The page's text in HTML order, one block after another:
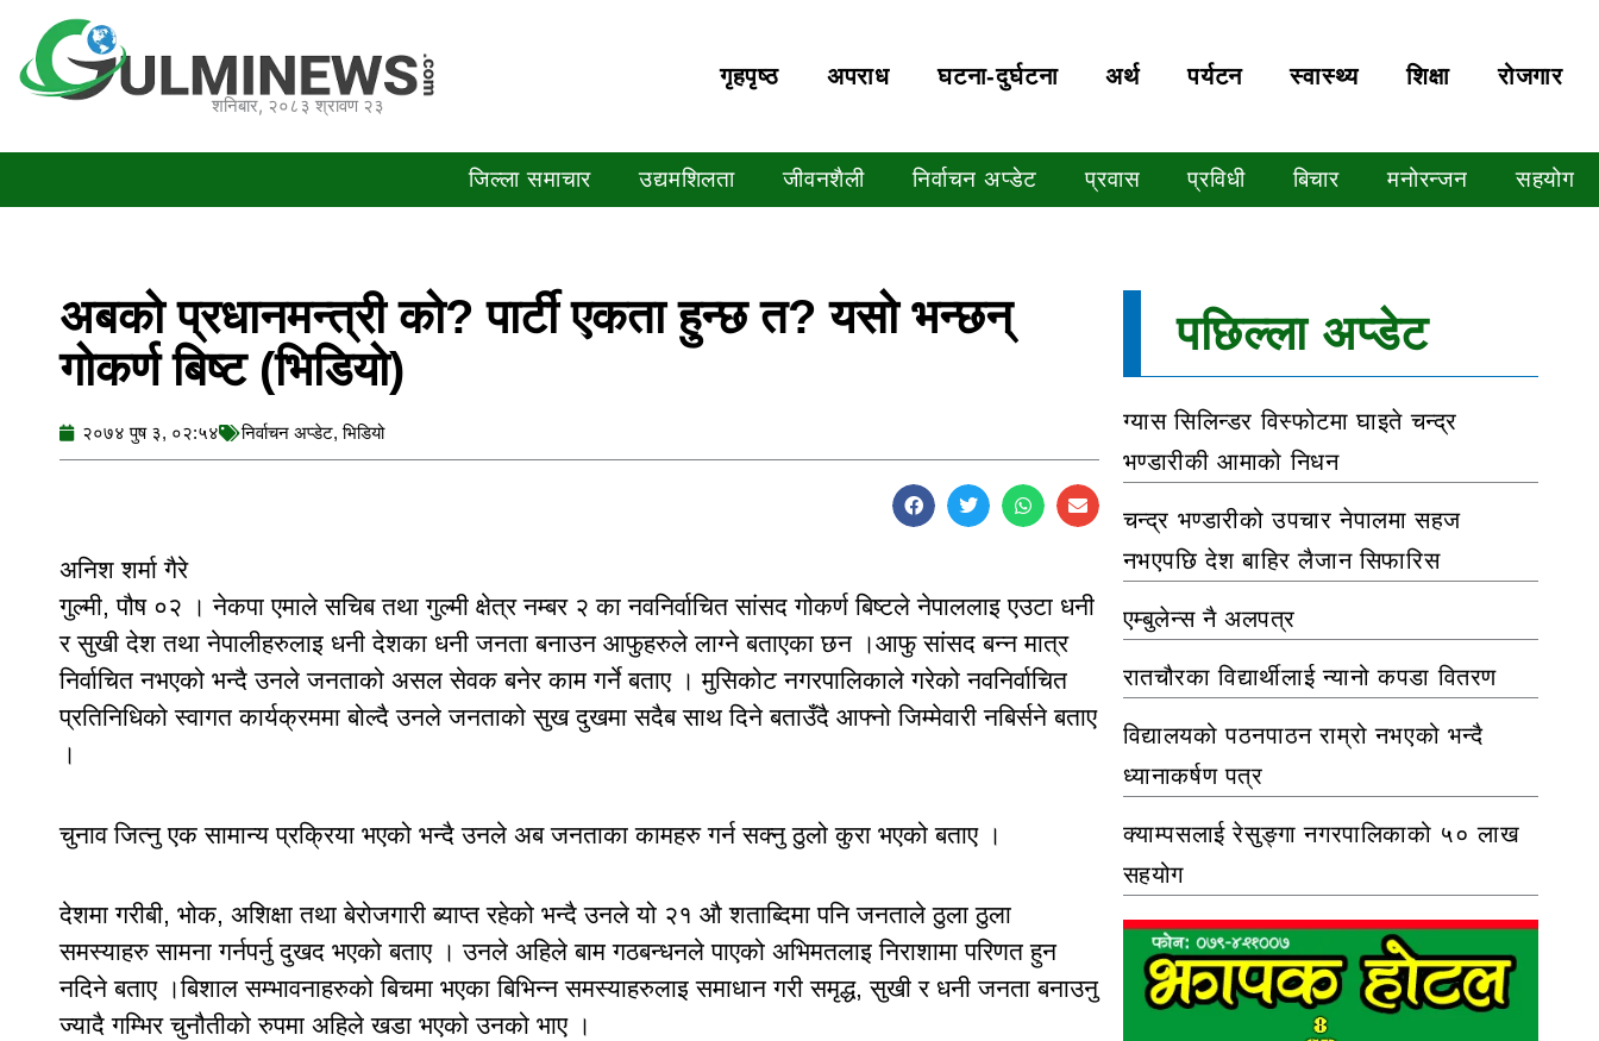
content
शनिबार, २०८३ श्रावण २३
गृहपृष्‍ठ अपराध घटना-दुर्घटना अर्थ पर्यटन स्वास्थ्य शिक्षा रोजगार
जिल्ला समाचार उद्यमशिलता जीवनशैली निर्वाचन अप्डेट प्रवास प्रविधी बिचार मनोरन्जन सहयोग
अबको प्रधानमन्त्री को? पार्टी एकता हुन्छ त? यसो भन्छन्
गोकर्ण बिष्ट (भिडियो)
२०७४ पुष ३, ०२:५४ निर्वाचन अप्डेट,भिडियो
अनिश शर्मा गैरे
गुल्मी, पौष ०२ । नेकपा एमाले सचिब तथा गुल्मी क्षेत्र नम्बर २ का नवनिर्वाचित सांसद गोकर्ण बिष्टले नेपाललाइ एउटा धनी
र सुखी देश तथा नेपालीहरुलाइ धनी देशका धनी जनता बनाउन आफुहरुले लाग्ने बताएका छन ।आफु सांसद बन्न मात्र
निर्वाचित नभएको भन्दै उनले जनताको असल सेवक बनेर काम गर्ने बताए । मुसिकोट नगरपालिकाले गरेको नवनिर्वाचित
प्रतिनिधिको स्वागत कार्यक्रममा बोल्दै उनले जनताको सुख दुखमा सदैब साथ दिने बताउँदै आफ्नो जिम्मेवारी नबिर्सने बताए
।
चुनाव जित्नु एक सामान्य प्रक्रिया भएको भन्दै उनले अब जनताका कामहरु गर्न सक्नु ठुलो कुरा भएको बताए ।
देशमा गरीबी, भोक, अशिक्षा तथा बेरोजगारी ब्याप्त रहेको भन्दै उनले यो २१ औ शताब्दिमा पनि जनताले ठुला ठुला
समस्याहरु सामना गर्नपर्नु दुखद भएको बताए । उनले अहिले बाम गठबन्धनले पाएको अभिमतलाइ निराशामा परिणत हुन
नदिने बताए ।बिशाल सम्भावनाहरुको बिचमा भएका बिभिन्न समस्याहरुलाइ समाधान गरी समृद्ध, सुखी र धनी जनता बनाउनु
ज्यादै गम्भिर चुनौतीको रुपमा अहिले खडा भएको उनको भाए ।
पछिल्ला अप्डेट
ग्यास सिलिन्डर विस्फोटमा घाइते चन्द्र
भण्डारीकी आमाको निधन
चन्द्र भण्डारीको उपचार नेपालमा सहज
नभएपछि देश बाहिर लैजान सिफारिस
एम्बुलेन्स नै अलपत्र
रातचौरका विद्यार्थीलाई न्यानो कपडा वितरण
विद्यालयको पठनपाठन राम्रो नभएको भन्दै
ध्यानाकर्षण पत्र
क्याम्पसलाई रेसुङ्गा नगरपालिकाको ५० लाख
सहयोग